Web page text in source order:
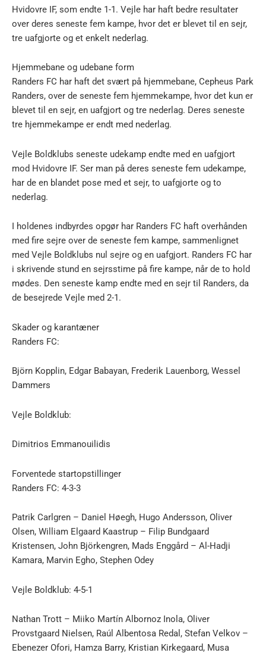
Hvidovre IF, som endte 1-1. Vejle har haft bedre resultater
over deres seneste fem kampe, hvor det er blevet til en sejr,
tre uafgjorte og et enkelt nederlag.
Hjemmebane og udebane form
Randers FC har haft det svært på hjemmebane, Cepheus Park
Randers, over de seneste fem hjemmekampe, hvor det kun er
blevet til en sejr, en uafgjort og tre nederlag. Deres seneste
tre hjemmekampe er endt med nederlag.
Vejle Boldklubs seneste udekamp endte med en uafgjort
mod Hvidovre IF. Ser man på deres seneste fem udekampe,
har de en blandet pose med et sejr, to uafgjorte og to
nederlag.
I holdenes indbyrdes opgør har Randers FC haft overhånden
med fire sejre over de seneste fem kampe, sammenlignet
med Vejle Boldklubs nul sejre og en uafgjort. Randers FC har
i skrivende stund en sejrsstime på fire kampe, når de to hold
mødes. Den seneste kamp endte med en sejr til Randers, da
de besejrede Vejle med 2-1.
Skader og karantæner
Randers FC:
Björn Kopplin, Edgar Babayan, Frederik Lauenborg, Wessel
Dammers
Vejle Boldklub:
Dimitrios Emmanouilidis
Forventede startopstillinger
Randers FC: 4-3-3
Patrik Carlgren – Daniel Høegh, Hugo Andersson, Oliver
Olsen, William Elgaard Kaastrup – Filip Bundgaard
Kristensen, John Björkengren, Mads Enggård – Al-Hadji
Kamara, Marvin Egho, Stephen Odey
Vejle Boldklub: 4-5-1
Nathan Trott – Miiko Martín Albornoz Inola, Oliver
Provstgaard Nielsen, Raúl Albentosa Redal, Stefan Velkov –
Ebenezer Ofori, Hamza Barry, Kristian Kirkegaard, Musa